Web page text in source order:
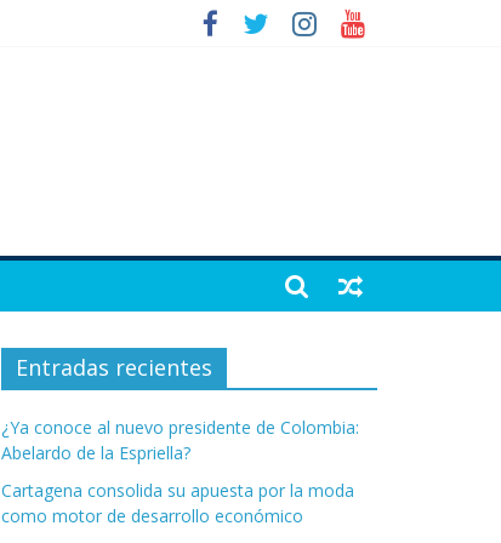
Entradas recientes
¿Ya conoce al nuevo presidente de Colombia:
Abelardo de la Espriella?
Cartagena consolida su apuesta por la moda
como motor de desarrollo económico